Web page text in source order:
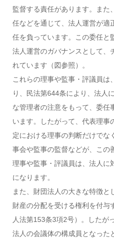
監督する責任があります。また
任などを通じて、法人運営が適
任を負っています。この委任と
法人運営のガバナンスとして、
れています（図参照）。
これらの理事や監事・評議員は
り、民法第644条により、法人
な管理者の注意をもって、委任
います。したがって、代表理事
定における理事の判断だけでな
事会や監事の監督などが、この
理事や監事・評議員は、法人に
になります。
また、財団法人の大きな特徴
財産の分配を受ける権利を付与
人法第153条3項2号）。したが
法人の会議体の構成員となった